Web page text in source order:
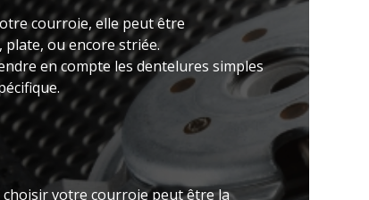
courroie, elle peut être
ou encore striée.
en compte les dentelures simples
votre courroie peut être la